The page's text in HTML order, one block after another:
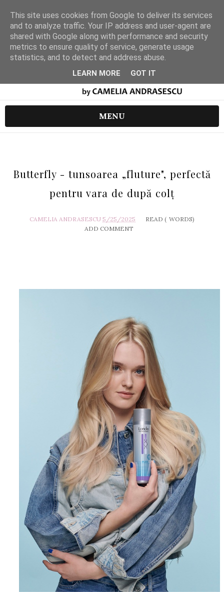
MENU
Butterfly - tunsoarea „fluture", perfectă
pentru vara de după colț
CAMELIA ANDRASESCU 5/25/2025 READ ( WORDS)
ADD COMMENT
This site uses cookies from Google to deliver its services
and to analyze traffic. Your IP address and user-agent are
shared with Google along with performance and security
metrics to ensure quality of service, generate usage
statistics, and to detect and address abuse.
LEARN MORE GOT IT